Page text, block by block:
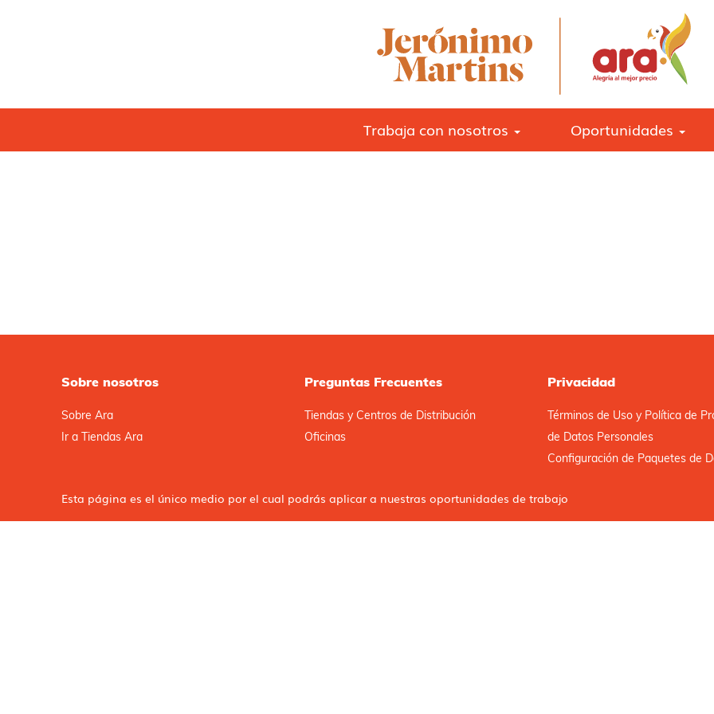
Trabaja con nosotros Oportunidades
Sobre nosotros
Sobre Ara
Ir a Tiendas Ara
Preguntas Frecuentes
Tiendas y Centros de Distribución
Oficinas
Privacidad
Términos de Uso y Política de
de Datos Personales
Configuración de Paquetes de
Esta página es el único medio por el cual podrás aplicar a nuestras oportunidades de trabajo